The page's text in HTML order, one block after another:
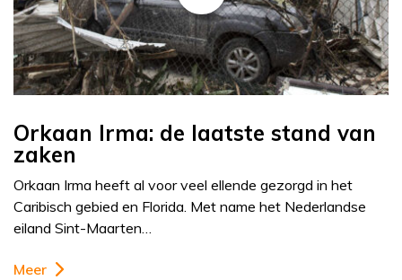
Orkaan Irma: de laatste stand van
zaken
Orkaan Irma heeft al voor veel ellende gezorgd in het
Caribisch gebied en Florida. Met name het Nederlandse
eiland Sint-Maarten…
Meer